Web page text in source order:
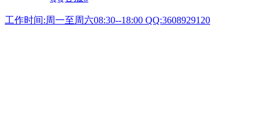
工作时间:周一至周六08:30--18:00 QQ:3608929120